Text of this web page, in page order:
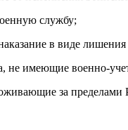
службу;
в виде лишения
не имеющие военно-
за пределами